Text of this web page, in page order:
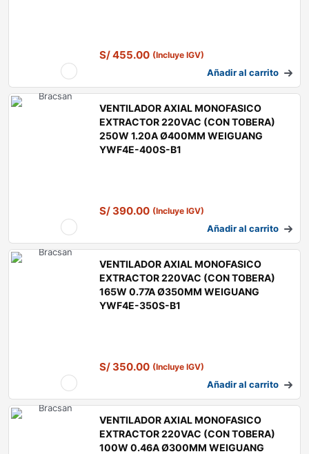
S/455.00 (Incluye IGV)
Añadir al carrito
VENTILADOR AXIAL MONOFASICO
EXTRACTOR 220VAC (CON TOBERA)
250W 1.20A Ø400MM WEIGUANG
YWF4E-400S-B1
S/390.00 (Incluye IGV)
Añadir al carrito
VENTILADOR AXIAL MONOFASICO
EXTRACTOR 220VAC (CON TOBERA)
165W 0.77A Ø350MM WEIGUANG
YWF4E-350S-B1
S/350.00 (Incluye IGV)
Añadir al carrito
VENTILADOR AXIAL MONOFASICO
EXTRACTOR 220VAC (CON TOBERA)
100W 0.46A Ø300MM WEIGUANG